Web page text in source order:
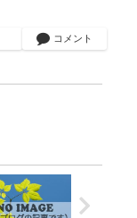
コメント